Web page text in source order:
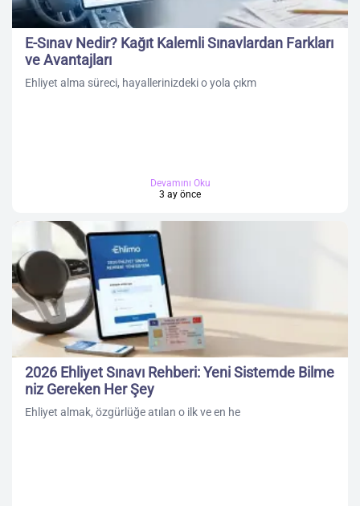
E-Sınav Nedir? Kağıt Kalemli Sınavlardan Farkları
ve Avantajları
Ehliyet alma süreci, hayallerinizdeki o yola çıkm
Devamını Oku
3 ay önce
2026 Ehliyet Sınavı Rehberi: Yeni Sistemde Bilme
niz Gereken Her Şey
Ehliyet almak, özgürlüğe atılan o ilk ve en he